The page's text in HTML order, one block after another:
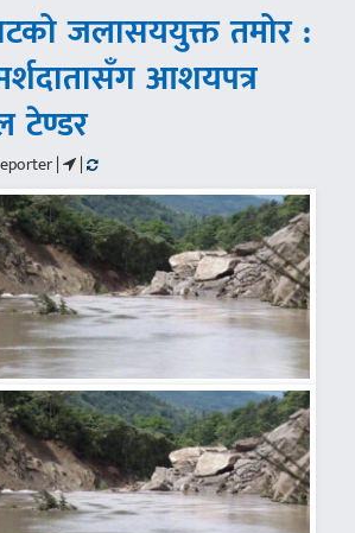
जलासययुक्त तमोर :
आशयपत्र
टेण्डर
| |